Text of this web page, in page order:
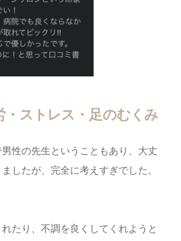
ストレス・足のむくみ
性の先生ということもあり、大丈
したが、完全に考えすぎでした。
たり、不調を良くしてくれようと